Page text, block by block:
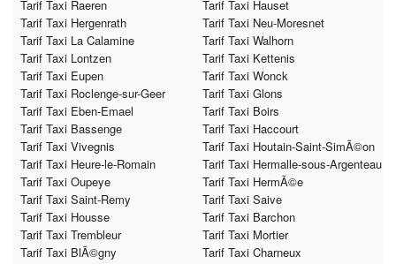
Tarif Taxi Raeren
Tarif Taxi Hauset
Tarif Taxi Hergenrath
Tarif Taxi Neu-Moresnet
Tarif Taxi La Calamine
Tarif Taxi Walhorn
Tarif Taxi Lontzen
Tarif Taxi Kettenis
Tarif Taxi Eupen
Tarif Taxi Wonck
Tarif Taxi Roclenge-sur-Geer
Tarif Taxi Glons
Tarif Taxi Eben-Emael
Tarif Taxi Boirs
Tarif Taxi Bassenge
Tarif Taxi Haccourt
Tarif Taxi Vivegnis
Tarif Taxi Houtain-Saint-SimÃ©on
Tarif Taxi Heure-le-Romain
Tarif Taxi Hermalle-sous-Argenteau
Tarif Taxi Oupeye
Tarif Taxi HermÃ©e
Tarif Taxi Saint-Remy
Tarif Taxi Saive
Tarif Taxi Housse
Tarif Taxi Barchon
Tarif Taxi Trembleur
Tarif Taxi Mortier
Tarif Taxi BlÃ©gny
Tarif Taxi Charneux